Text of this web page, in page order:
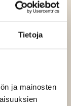
Tietoja
ja mainosten